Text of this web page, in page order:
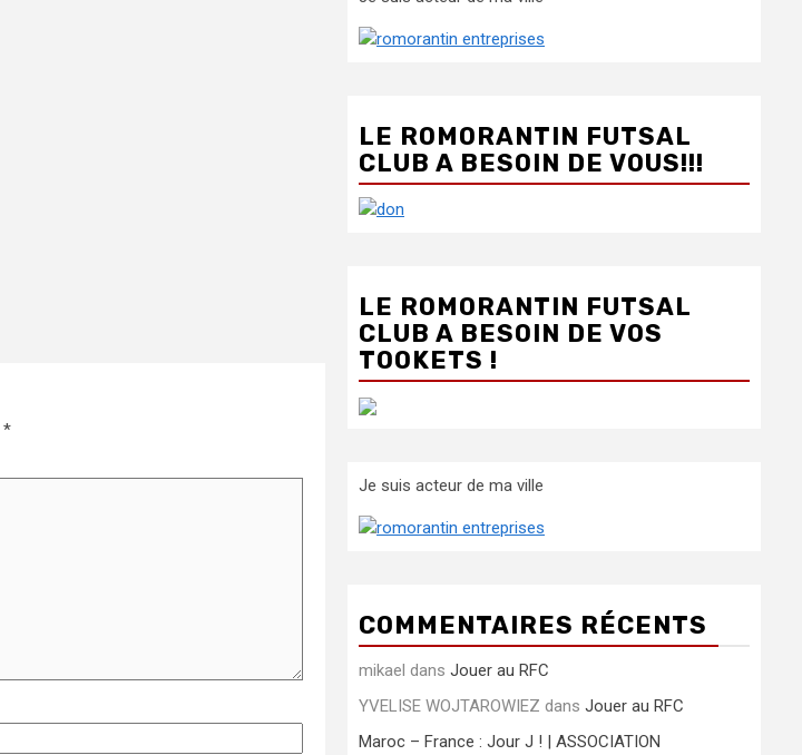
*
LE ROMORANTIN FUTSAL
CLUB A BESOIN DE VOUS!!!
LE ROMORANTIN FUTSAL
CLUB A BESOIN DE VOS
TOOKETS !
Je suis acteur de ma ville
COMMENTAIRES RÉCENTS
mikael dans Jouer au RFC
YVELISE WOJTAROWIEZ dans Jouer au RFC
Maroc – France : Jour J ! | ASSOCIATION